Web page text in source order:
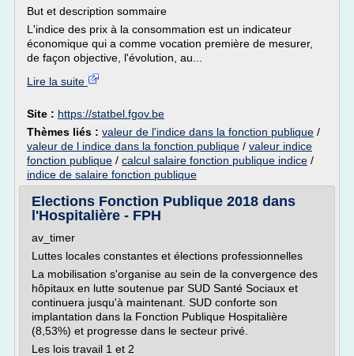
But et description sommaire
L'indice des prix à la consommation est un indicateur
économique qui a comme vocation première de mesurer,
de façon objective, l'évolution, au...
Lire la suite
Site : https://statbel.fgov.be
Thèmes liés : valeur de l'indice dans la fonction publique /
valeur de l indice dans la fonction publique / valeur indice
fonction publique / calcul salaire fonction publique indice /
indice de salaire fonction publique
Elections Fonction Publique 2018 dans
l'Hospitalière - FPH
av_timer
Luttes locales constantes et élections professionnelles
La mobilisation s'organise au sein de la convergence des
hôpitaux en lutte soutenue par SUD Santé Sociaux et
continuera jusqu'à maintenant. SUD conforte son
implantation dans la Fonction Publique Hospitalière
(8,53%) et progresse dans le secteur privé.
Les lois travail 1 et 2